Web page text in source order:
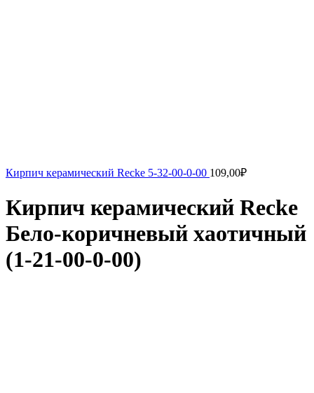
Кирпич керамический Recke 5-32-00-0-00 109,00₽
Кирпич керамический Recke
Бело-коричневый хаотичный
(1-21-00-0-00)